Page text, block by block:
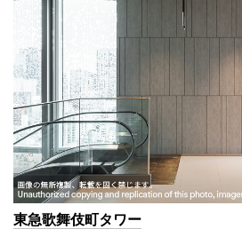
東急歌舞伎町タワー